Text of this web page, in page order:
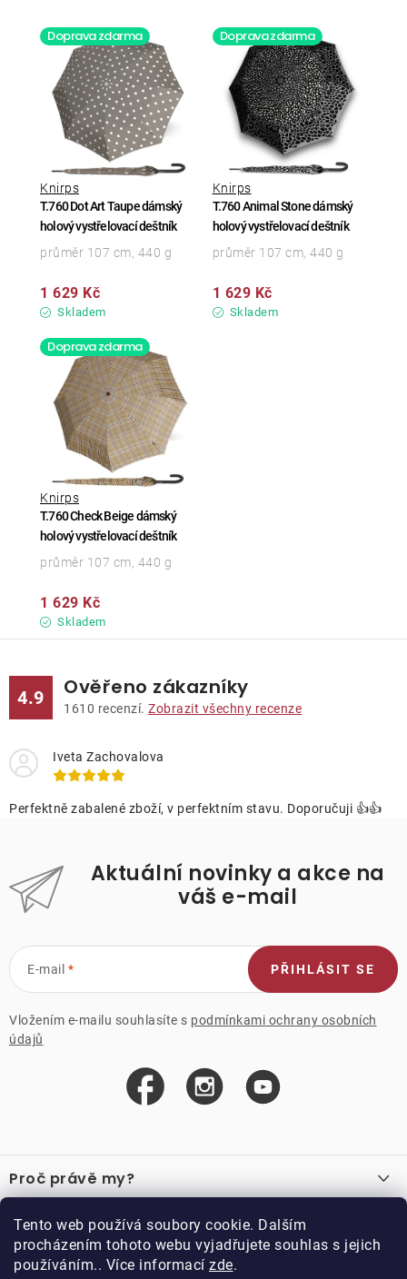
Tento web používá soubory cookie. Dalším
procházením tohoto webu vyjadřujete souhlas s jejich
používáním.. Více informací zde.
Doprava zdarma
T.760 Dot Art Taupe dámský
holový vystřelovací deštník
Knirps
Skladem
1 629 Kč
průměr 107 cm, 440 g
Doprava zdarma
T.760 Animal Stone dámský
holový vystřelovací deštník
Knirps
Skladem
1 629 Kč
průměr 107 cm, 440 g
Doprava zdarma
T.760 Check Beige dámský
holový vystřelovací deštník
Knirps
Skladem
1 629 Kč
průměr 107 cm, 440 g
4.9 Ověřeno zákazníky
1610 recenzí. Zobrazit všechny recenze
Iveta Zachovalova
Perfektně zabalené zboží, v perfektním stavu. Doporučuji 👍👍
Aktuální novinky a akce na
váš e-mail
E-mail
Vložením e-mailu souhlasíte s podmínkami ochrany osobních
údajů
PŘIHLÁSIT SE
á
p
a
Proč právě my?
Recenze
Důležité odkazy
Velkoobchod
O nákupu